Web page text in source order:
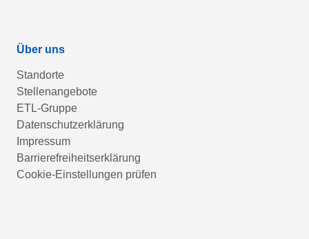
Über uns
Standorte
Stellenangebote
ETL-Gruppe
Datenschutzerklärung
Impressum
Barrierefreiheitserklärung
Cookie-Einstellungen prüfen